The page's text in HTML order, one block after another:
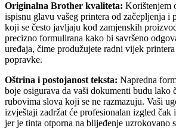
Originalna Brother kvaliteta: Korištenjem
ispisnu glavu vašeg printera od začepljenja i
koji se često javljaju kod zamjenskih
precizno formulirana kako bi savršeno
uređaja, čime produžujete radni vijek
popravke.
Oštrina i postojanost teksta: Napredna
boje osigurava da vaši dokumenti budu lako
rubovima slova koji se ne razmazuju. Vaši
izvještaji zadržat će profesionalan izgled čak
jer je tinta otporna na blijeđenje uzrokovano